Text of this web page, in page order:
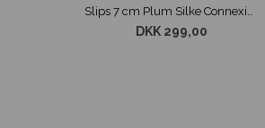
DKK 299,00